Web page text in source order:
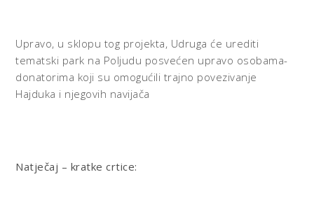
Upravo, u sklopu tog projekta, Udruga će urediti
tematski park na Poljudu posvećen upravo osobama-
donatorima koji su omogućili trajno povezivanje
Hajduka i njegovih navijača
Natječaj – kratke crtice: